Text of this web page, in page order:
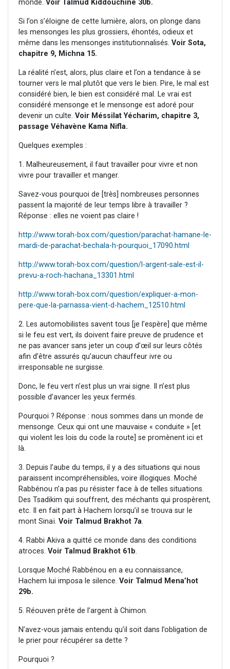
monde. Voir Talmud Kiddouchine 30b.
Si l’on s’éloigne de cette lumière, alors, on plonge dans
les mensonges les plus grossiers, éhontés, odieux et
même dans les mensonges institutionnalisés. Voir Sota,
chapitre 9, Michna 15.
La réalité n’est, alors, plus claire et l’on a tendance à se
tourner vers le mal plutôt que vers le bien. Pire, le mal est
considéré bien, le bien est considéré mal. Le vrai est
considéré mensonge et le mensonge est adoré pour
devenir un culte. Voir Méssilat Yécharim, chapitre 3,
passage Véhavène Kama Nifla.
Quelques exemples :
1. Malheureusement, il faut travailler pour vivre et non
vivre pour travailler et manger.
Savez-vous pourquoi de [très] nombreuses personnes
passent la majorité de leur temps libre à travailler ?
Réponse : elles ne voient pas claire !
http://www.torah-box.com/question/parachat-hamane-le-
mardi-de-parachat-bechala-h-pourquoi_17090.html
http://www.torah-box.com/question/l-argent-sale-est-il-
prevu-a-roch-hachana_13301.html
http://www.torah-box.com/question/expliquer-a-mon-
pere-que-la-parnassa-vient-d-hachem_12510.html
2. Les automobilistes savent tous [je l’espère] que même
si le feu est vert, ils doivent faire preuve de prudence et
ne pas avancer sans jeter un coup d’œil sur leurs côtés
afin d’être assurés qu’aucun chauffeur ivre ou
irresponsable ne surgisse.
Donc, le feu vert n’est plus un vrai signe. Il n’est plus
possible d’avancer les yeux fermés.
Pourquoi ? Réponse : nous sommes dans un monde de
mensonge. Ceux qui ont une mauvaise « conduite » [et
qui violent les lois du code la route] se promènent ici et
là.
3. Depuis l’aube du temps, il y a des situations qui nous
paraissent incompréhensibles, voire illogiques. Moché
Rabbénou n’a pas pu résister face à de telles situations.
Des Tsadikim qui souffrent, des méchants qui prospèrent,
etc. Il en fait part à Hachem lorsqu’il se trouva sur le
mont Sinaï. Voir Talmud Brakhot 7a.
4. Rabbi Akiva a quitté ce monde dans des conditions
atroces. Voir Talmud Brakhot 61b.
Lorsque Moché Rabbénou en a eu connaissance,
Hachem lui imposa le silence. Voir Talmud Mena’hot
29b.
5. Réouven prête de l’argent à Chimon.
N’avez-vous jamais entendu qu’il soit dans l’obligation de
le prier pour récupérer sa dette ?
Pourquoi ?